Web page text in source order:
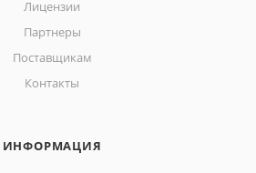
Лицензии
Партнеры
Поставщикам
Контакты
ИНФОРМАЦИЯ